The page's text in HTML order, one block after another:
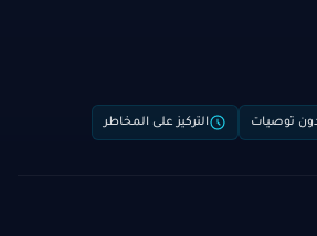
توصيات التركيز على المخاطر